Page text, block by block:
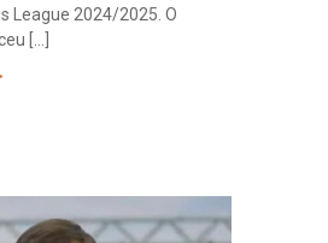
League 2024/2025. O
[...]